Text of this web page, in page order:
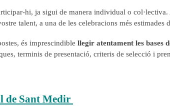
hi, ja sigui de manera individual o
talent, a una de les celebracions més estimades
és imprescindible llegir atentament les bases
terminis de presentació, criteris de selecció i
de Sant Medir